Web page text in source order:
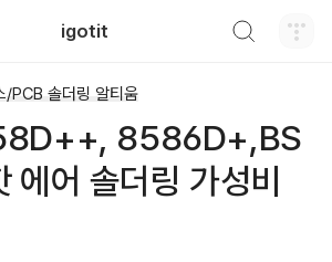
igotit
/PCB 솔더링 알티움
8586D+,BS
어 솔더링 가성비